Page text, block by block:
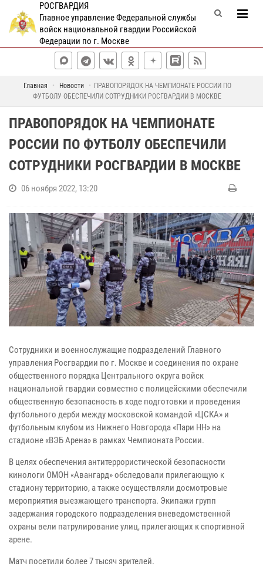
РОСГВАРДИЯ
Главное управление Федеральной службы
войск национальной гвардии Российской
Федерации по г. Москве
Главная Новости
ПРАВОПОРЯДОК НА ЧЕМПИОНАТЕ РОССИИ ПО
ФУТБОЛУ ОБЕСПЕЧИЛИ СОТРУДНИКИ РОСГВАРДИИ В МОСКВЕ
ПРАВОПОРЯДОК НА ЧЕМПИОНАТЕ
РОССИИ ПО ФУТБОЛУ ОБЕСПЕЧИЛИ
СОТРУДНИКИ РОСГВАРДИИ В МОСКВЕ
06 ноября 2022, 13:20
Сотрудники и военнослужащие подразделений Главного
управления Росгвардии по г. Москве и соединения по охране
общественного порядка Центрального округа войск
национальной гвардии совместно с полицейскими обеспечили
общественную безопасность в ходе подготовки и проведения
футбольного дерби между московской командой «ЦСКА» и
футбольным клубом из Нижнего Новгорода «Пари НН» на
стадионе «ВЭБ Арена» в рамках Чемпионата России.
В целях обеспечения антитеррористической безопасности
кинологи ОМОН «Авангард» обследовали прилегающую к
стадиону территорию, а также осуществляли досмотровые
мероприятия выезжающего транспорта. Экипажи групп
задержания городского подразделения вневедомственной
охраны вели патрулирование улиц, прилегающих к спортивной
арене.
Матч посетили более 7 тысяч зрителей.